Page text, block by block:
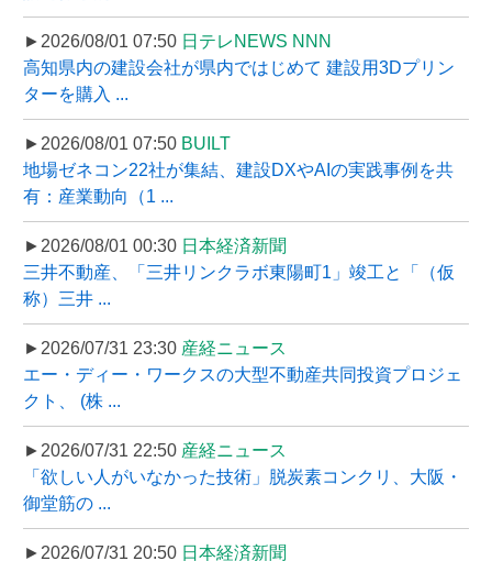
►2026/08/01 07:50 日テレNEWS NNN
高知県内の建設会社が県内ではじめて 建設用3Dプリン
ターを購入 ...
►2026/08/01 07:50 BUILT
地場ゼネコン22社が集結、建設DXやAIの実践事例を共
有：産業動向（1 ...
►2026/08/01 00:30 日本経済新聞
三井不動産、「三井リンクラボ東陽町1」竣工と「（仮
称）三井 ...
►2026/07/31 23:30 産経ニュース
エー・ディー・ワークスの大型不動産共同投資プロジェ
クト、 (株 ...
►2026/07/31 22:50 産経ニュース
「欲しい人がいなかった技術」脱炭素コンクリ、大阪・
御堂筋の ...
►2026/07/31 20:50 日本経済新聞